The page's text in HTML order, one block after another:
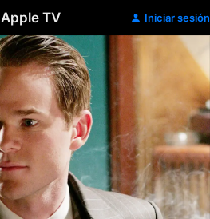
Apple TV Iniciar sesión